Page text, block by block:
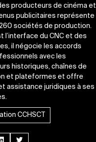
des producteurs de cinéma et
publicitaires représente
sociétés de production.
l’interface du CNC et des
il négocie les accords
avec les
historiques, chaînes de
et plateformes et offre
assistance juridiques à ses
CCHSCT
LinkedInTwitter